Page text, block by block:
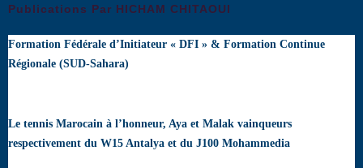
Publications Par HICHAM CHITAOUI
Formation Fédérale d’Initiateur « DFI » & Formation Continue
Régionale (SUD-Sahara)
Le tennis Marocain à l’honneur, Aya et Malak vainqueurs
respectivement du W15 Antalya et du J100 Mohammedia